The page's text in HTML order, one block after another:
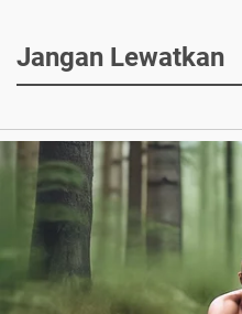
Jangan Lewatkan